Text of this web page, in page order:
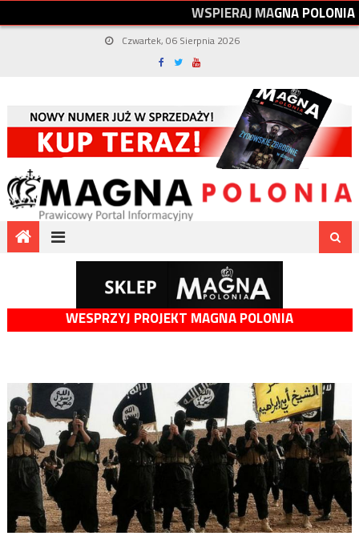
WSPIERAJMAGNAPOLONIA
Czwartek, 06 Sierpnia 2026
WESPRZYJ PROJEKT MAGNA POLONIA